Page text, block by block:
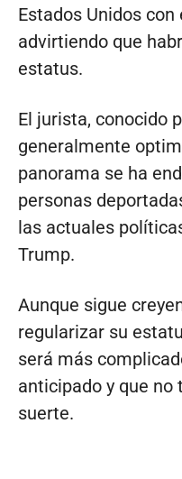
Estados Unidos
advirtiendo que
estatus.
El jurista, conocido
generalmente
panorama se ha
personas
las actuales
Trump.
Aunque sigue
regularizar su
será más
anticipado y que
suerte.